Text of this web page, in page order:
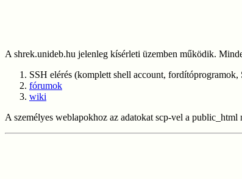
A shrek.unideb.hu jelenleg kísérleti üzemben működik.
SSH elérés (komplett shell account,
fórumok
wiki
A személyes weblapokhoz az adatokat scp-vel a